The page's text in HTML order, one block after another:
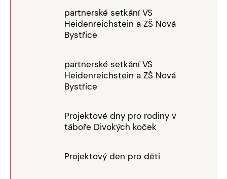
partnerské setkání VS
Heidenreichstein a ZŠ Nová
Bystřice
partnerské setkání VS
Heidenreichstein a ZŠ Nová
Bystřice
Projektové dny pro rodiny v
táboře Divokých koček
Projektový den pro děti